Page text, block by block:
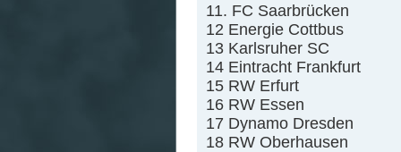
11. FC Saarbrücken
12 Energie Cottbus
13 Karlsruher SC
14 Eintracht Frankfurt
15 RW Erfurt
16 RW Essen
17 Dynamo Dresden
18 RW Oberhausen